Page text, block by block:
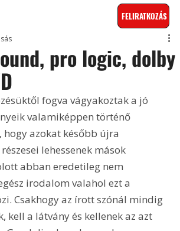
FELIRATKOZÁS
pro logic, dolby
fogva vágyakoztak a jó
valamiképpen történő
hogy azokat később újra
lehessenek mások
abban eredetileg nem
irodalom valahol ezt a
Csakhogy az írott szónál mindig
kell a látvány és kellenek az azt